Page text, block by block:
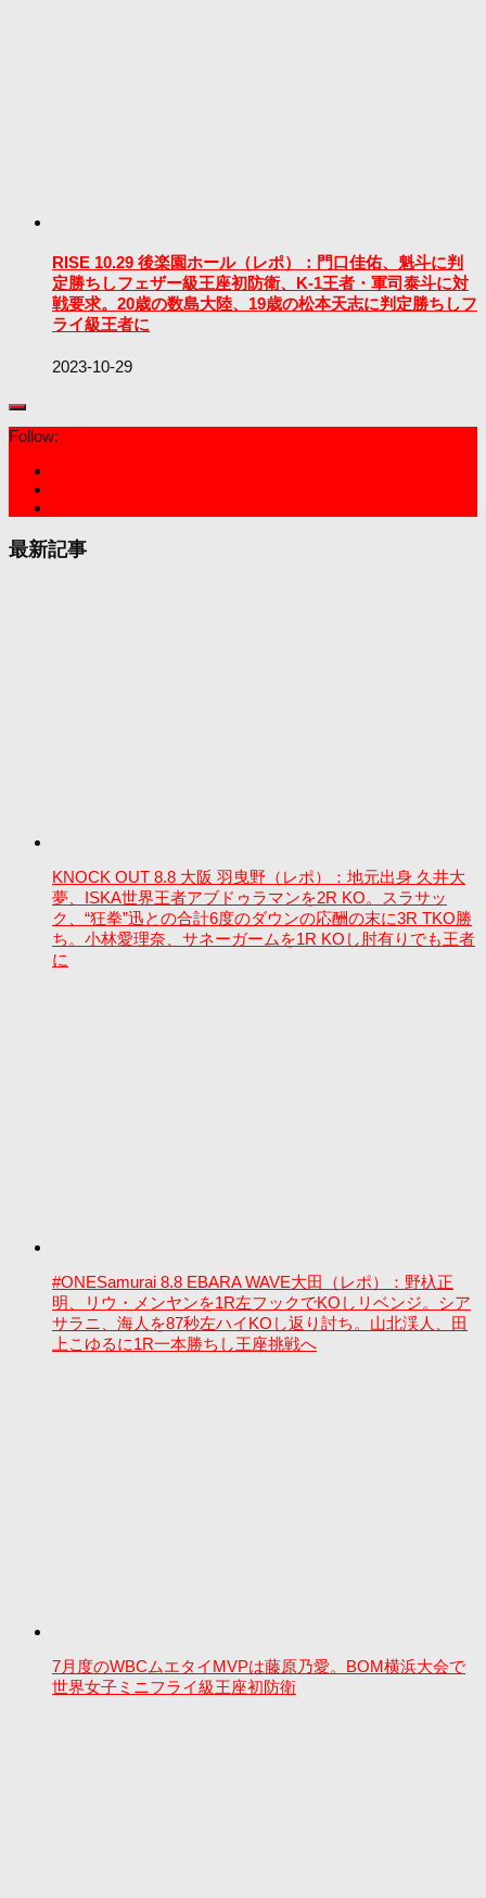
RISE 10.29 後楽園ホール（レポ）：門口佳佑、魁斗に判
定勝ちしフェザー級王座初防衛、K-1王者・軍司泰斗に対
戦要求。20歳の数島大陸、19歳の松本天志に判定勝ちしフ
ライ級王者に
2023-10-29
Follow:
最新記事
KNOCK OUT 8.8 大阪 羽曳野（レポ）：地元出身 久井大
夢、ISKA世界王者アブドゥラマンを2R KO。スラサッ
ク、“狂拳”迅との合計6度のダウンの応酬の末に3R TKO勝
ち。小林愛理奈、サネーガームを1R KOし肘有りでも王者
に
#ONESamurai 8.8 EBARA WAVE大田（レポ）：野杁正
明、リウ・メンヤンを1R左フックでKOしリベンジ。シア
サラニ、海人を87秒左ハイKOし返り討ち。山北渓人、田
上こゆるに1R一本勝ちし王座挑戦へ
7月度のWBCムエタイMVPは藤原乃愛。BOM横浜大会で
世界女子ミニフライ級王座初防衛